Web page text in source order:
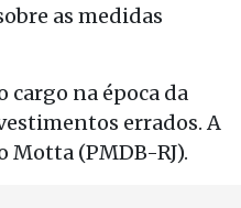
as medidas
na época da
errados. A
Motta (PMDB-RJ).